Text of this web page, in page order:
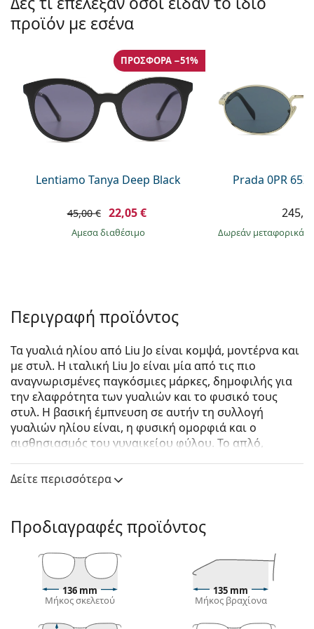
Όλες οι μάρκες
Persol
Όλες οι μάρκες
Όλα τα υγρά φακών
προϊόν με εσένα
Lentiamo Tanya Deep Black
ΠΡΟΣΦΟΡΆ −51%
45,00 € 22,05 €
άμεσα διαθέσιμο
Prada 0PR
Δωρεάν μεταφορικά
Περιγραφή προϊόντος
Τα γυαλιά ηλίου από Liu Jo είναι κομψά, μοντέρνα και
με στυλ. Η ιταλική Liu Jo είναι μία από τις πιο
αναγνωρισμένες παγκόσμιες μάρκες, δημοφιλής για
την ελαφρότητα των γυαλιών και το φυσικό τους
στυλ. Η βασική έμπνευση σε αυτήν τη συλλογή
γυαλιών ηλίου είναι, η φυσική ομορφιά και ο
αισθησιασμός του γυναικείου φύλου. Το απλό,
κάθε γυναίκα την πρωτοτυπία και τη δημιουργικότη­
Δείτε πώς φαίνονται πάνω σας αυτά τα γυαλιά ηλίου
με τη λειτουργία του Εικονικού καθρέφτη του
Lentiamo.
Σκελετός γυαλιών ηλίου
Δείτε περισσότερα
Προδιαγραφές προϊόντος
136 mm
Μήκος σκελετού
135 mm
Μήκος βραχίονα